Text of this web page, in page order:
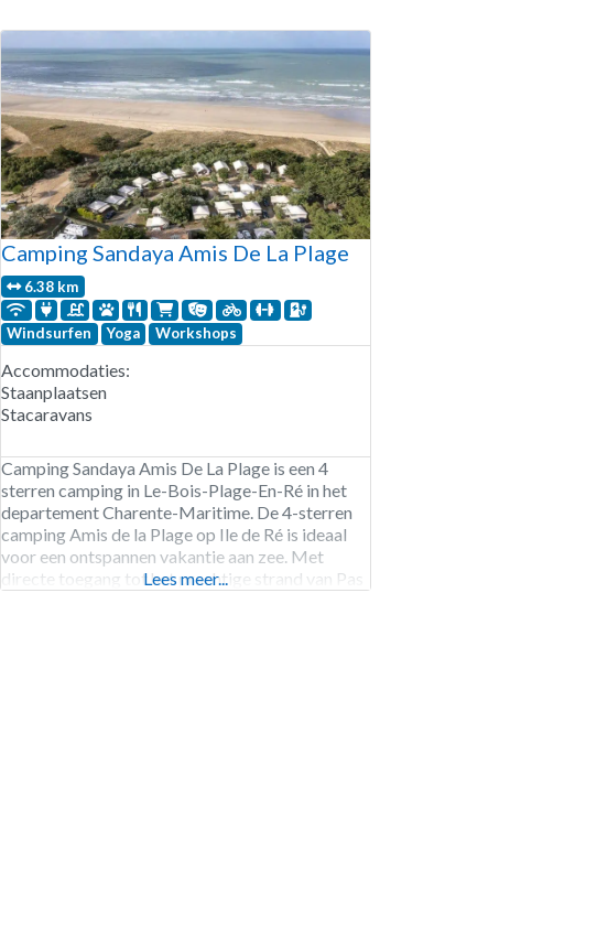
Camping Sandaya Amis De La Plage
6.38 km
Windsurfen Yoga Workshops
Accommodaties:
Staanplaatsen
Stacaravans
Camping Sandaya Amis De La Plage is een 4
sterren camping in Le-Bois-Plage-En-Ré in het
departement Charente-Maritime. De 4-sterren
camping Amis de la Plage op Ile de Ré is ideaal
voor een ontspannen vakantie aan zee. Met
directe toegang tot het prachtige strand van Pas
Lees meer...